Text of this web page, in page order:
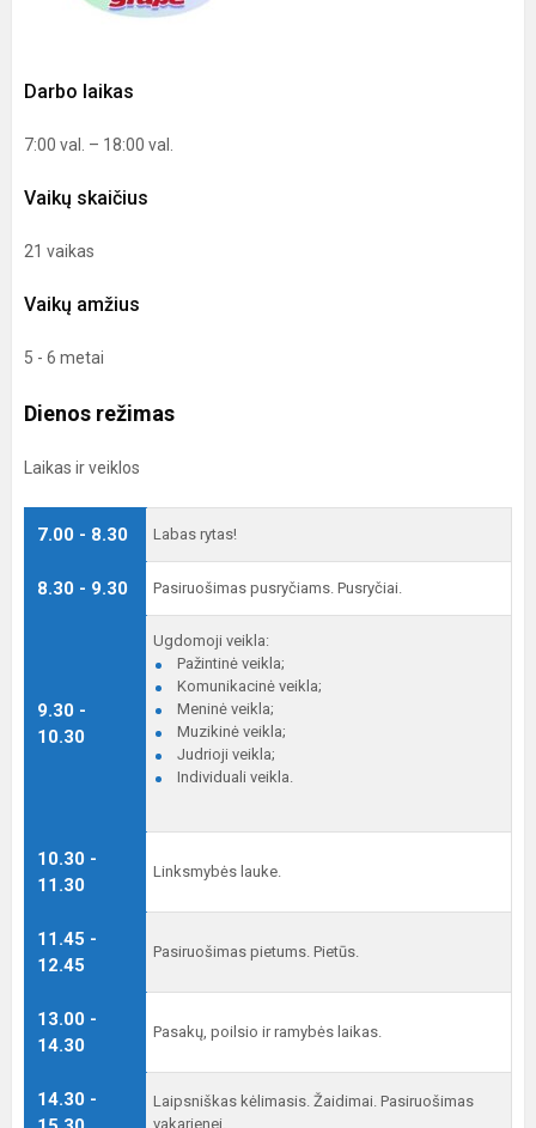
Darbo laikas
7:00 val. – 18:00 val.
Vaikų skaičius
21 vaikas
Vaikų amžius
5 - 6 metai
Dienos režimas
Laikas ir veiklos
7.00 - 8.30 Labas rytas!
8.30 - 9.30 Pasiruošimas pusryčiams. Pusryčiai.
9.30 -
10.30
Ugdomoji veikla:
Pažintinė veikla;
Komunikacinė veikla;
Meninė veikla;
Muzikinė veikla;
Judrioji veikla;
Individuali veikla.
10.30 -
11.30
Linksmybės lauke.
11.45 -
12.45
Pasiruošimas pietums. Pietūs.
13.00 -
14.30
Pasakų, poilsio ir ramybės laikas.
14.30 -
Laipsniškas kėlimasis. Žaidimai. Pasiruošimas
vakarienei.